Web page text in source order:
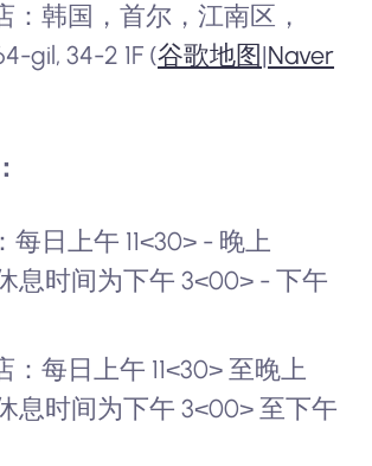
：韩国，首尔，江南区，
gil, 34-2 1F (谷歌地图 |Naver
每日上午 11<30> - 晚上
息时间为下午 3<00> - 下午
：每日上午 11<30> 至晚上
息时间为下午 3<00> 至下午